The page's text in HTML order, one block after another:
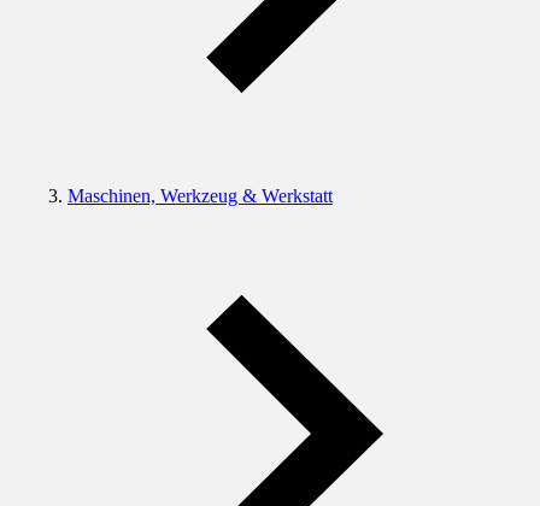
Maschinen, Werkzeug & Werkstatt